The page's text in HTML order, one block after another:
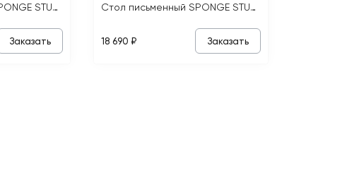
Стол письменный SPONGE STUDY TABLE
Заказать
Стол письменный SPONGE STUDY TABLE
18 690 ₽ Заказать